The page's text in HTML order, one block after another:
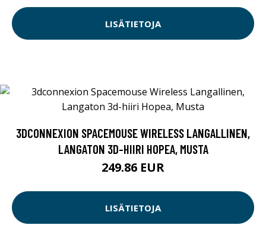
LISÄTIETOJA
3DCONNEXION SPACEMOUSE WIRELESS LANGALLINEN,
LANGATON 3D-HIIRI HOPEA, MUSTA
249.86 EUR
LISÄTIETOJA